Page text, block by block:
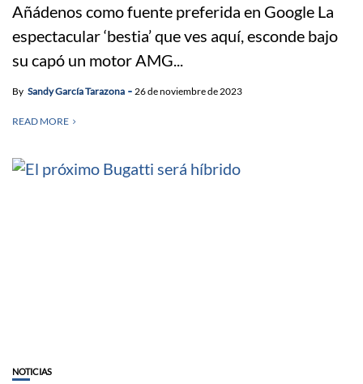
Añádenos como fuente preferida en Google La
espectacular ‘bestia’ que ves aquí, esconde bajo
su capó un motor AMG...
By Sandy García Tarazona 26 de noviembre de 2023
READ MORE
NOTICIAS